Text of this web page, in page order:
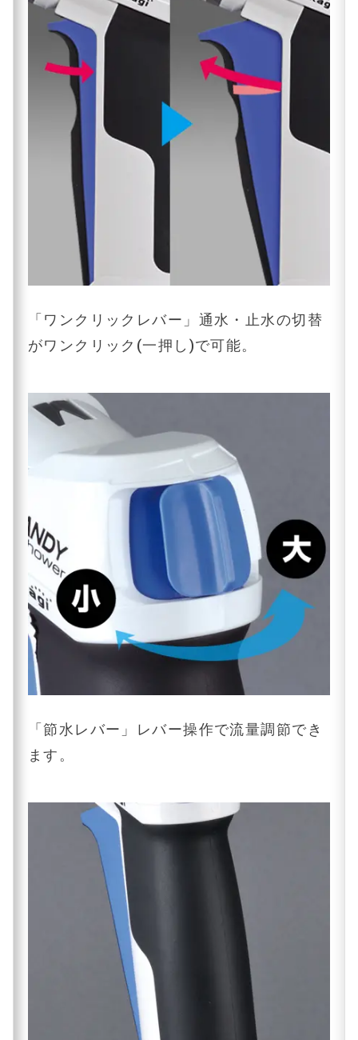
「ワンクリックレバー」通水・止水の切替
がワンクリック(一押し)で可能。
「節水レバー」レバー操作で流量調節でき
ます。